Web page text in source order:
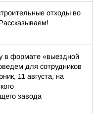
отходы во
в формате «выездной
для сотрудников
11 августа, на
завода